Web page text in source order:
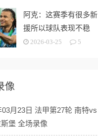
阿克：这赛季有很多新
援所以球队表现不稳
定；未来？我不知道
2026-03-25 5
像
03月23日 法甲第27轮 南特vs
堡 全场录像